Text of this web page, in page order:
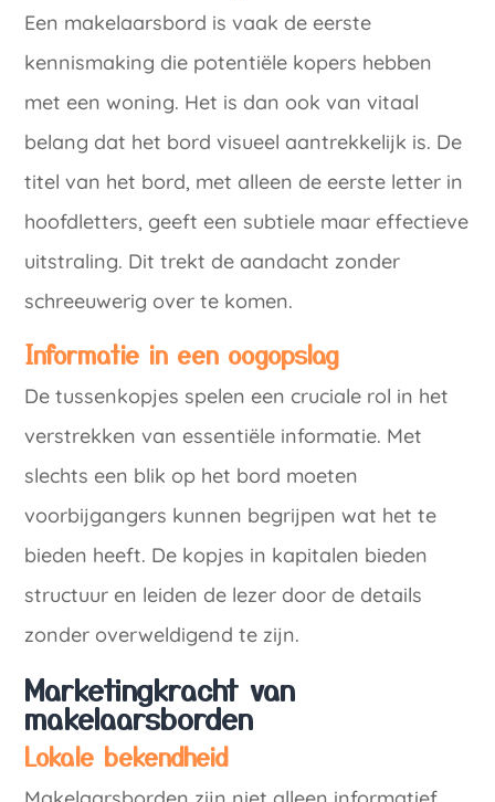
Een makelaarsbord is vaak de eerste
kennismaking die potentiële kopers hebben
met een woning. Het is dan ook van vitaal
belang dat het bord visueel aantrekkelijk is. De
titel van het bord, met alleen de eerste letter in
hoofdletters, geeft een subtiele maar effectieve
uitstraling. Dit trekt de aandacht zonder
schreeuwerig over te komen.
Informatie in een oogopslag
De tussenkopjes spelen een cruciale rol in het
verstrekken van essentiële informatie. Met
slechts een blik op het bord moeten
voorbijgangers kunnen begrijpen wat het te
bieden heeft. De kopjes in kapitalen bieden
structuur en leiden de lezer door de details
zonder overweldigend te zijn.
Marketingkracht van
makelaarsborden
Lokale bekendheid